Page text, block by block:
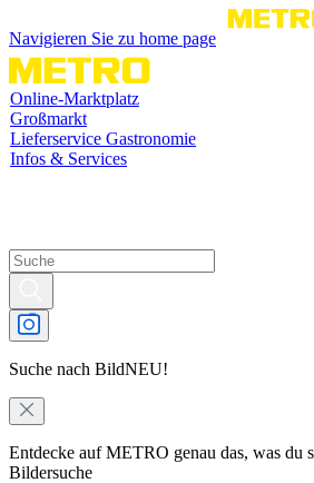
Navigieren Sie zu home page
Online-Marktplatz
Großmarkt
Lieferservice Gastronomie
Infos & Services
Suche nach BildNEU!
Entdecke auf METRO genau das, was du
Bildersuche